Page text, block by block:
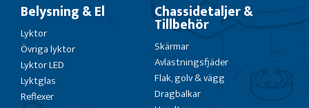
Belysning & El
Lyktor
Övriga lyktor
Lyktor LED
Lyktglas
Reflexer
Chassidetaljer &
Tillbehör
Skärmar
Avlastningsfjäder
Flak, golv & vägg
Dragbalkar